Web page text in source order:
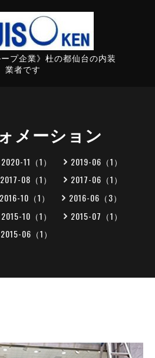
ープ企業》杜の都仙台の内装
業者です
メーション
2020-11（1）
2019-06（1）
2017-08（1）
2017-06（1）
2016-10（1）
2016-06（3）
2015-10（1）
2015-07（1）
2015-06（1）